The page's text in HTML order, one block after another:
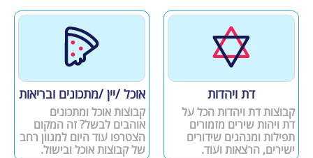
דת ויהדות
קבוצות דת ויהדות הכל על
דת ויהות שירים מזמורים
תפילות ומנהגים שידורים
ישירים, הרצאות ועוד.
אוכל /יין /מתכונים ובריאות
קבוצות אוכל ומתכונים
אוהבים לבשל? זה המקום
הצטרפו עוד היום למגוון רחב
של קבוצות אוכל ובישול.